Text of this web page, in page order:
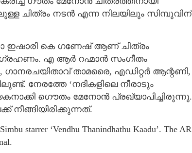
ചിത്രം നടന്‍ എന്ന നിലയിലും സിമ്പുവിന്
കെ ഗണേഷ് ആണ് ചിത്രം
എ ആര്‍ റഹ്മാന്‍ സംഗീതം
താമരൈ, എഡിറ്റർ ആന്റണി,
നേരത്തേ ‘നദികളിലെ നീരാടും
ഗൌതം മേനോന്‍ പ്രഖ്യാപിച്ചിരുന്നു.
നീങ്ങിയിരിക്കുന്നത്.
starrer ‘Vendhu Thanindhathu Kaadu’. The AR